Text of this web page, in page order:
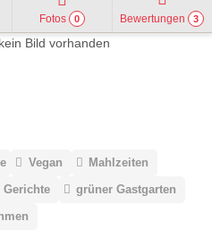
Fotos 0 Bewertungen 3
Vegan
Mahlzeiten
Gerichte
grüner Gastgarten